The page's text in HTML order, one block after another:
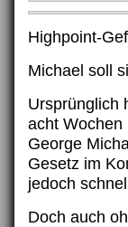
Highpoint-
Michael soll
Ursprünglich
acht Wochen
George
Gesetz im
jedoch
Doch auch